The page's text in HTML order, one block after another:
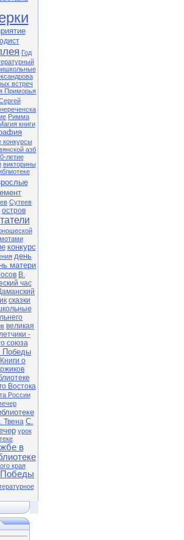
Год
встреч
Приморья
Римма
книги
конкурсы
азб
летие
викторины
Сутеев
остров
конкурс
день
матери
В.
час
сказки
великая
-
союза
Победы
Книги о
Востока
России
Твена С.
урок
в
края
Победы